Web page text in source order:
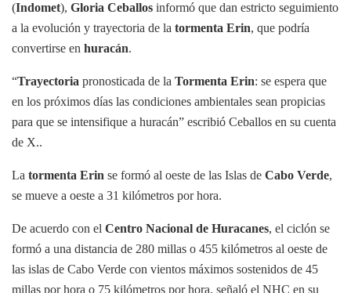
(Indomet), Gloria Ceballos informó que dan estricto seguimiento
a la evolución y trayectoria de la tormenta Erin, que podría
convertirse en huracán.
“Trayectoria pronosticada de la Tormenta Erin: se espera que
en los próximos días las condiciones ambientales sean propicias
para que se intensifique a huracán” escribió Ceballos en su cuenta
de X..
La tormenta Erin se formó al oeste de las Islas de Cabo Verde,
se mueve a oeste a 31 kilómetros por hora.
De acuerdo con el Centro Nacional de Huracanes, el ciclón se
formó a una distancia de 280 millas o 455 kilómetros al oeste de
las islas de Cabo Verde con vientos máximos sostenidos de 45
millas por hora o 75 kilómetros por hora, señaló el NHC en su